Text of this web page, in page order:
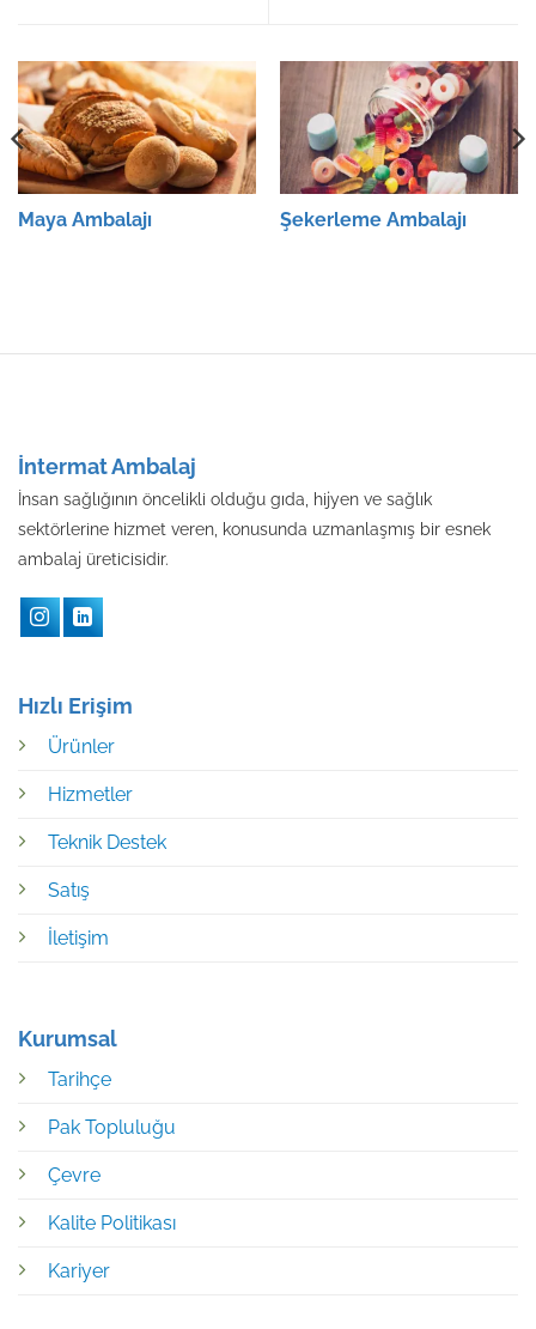
Maya Ambalajı Şekerleme Ambalajı
İntermat Ambalaj
İnsan sağlığının öncelikli olduğu gıda, hijyen ve sağlık
sektörlerine hizmet veren, konusunda uzmanlaşmış bir esnek
ambalaj üreticisidir.
Kurumsal
Tarihçe
Pak Topluluğu
Çevre
Kalite Politikası
Kariyer
Hızlı Erişim
Ürünler
Hizmetler
Teknik Destek
Satış
İletişim